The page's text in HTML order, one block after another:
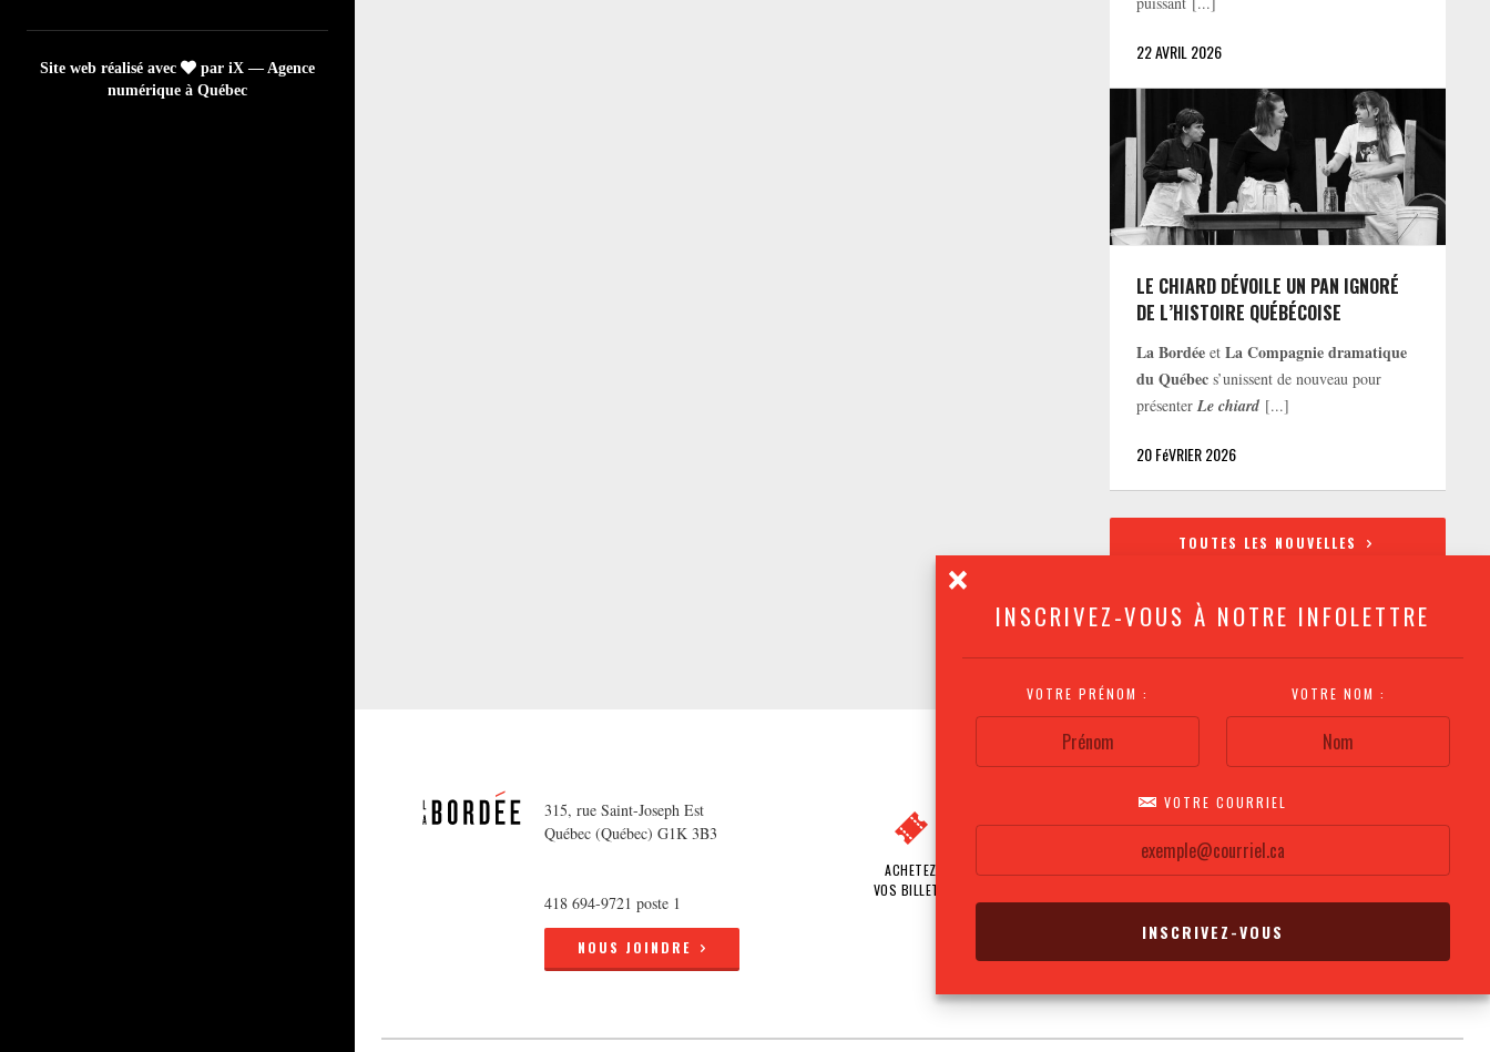
INSCRIVEZ-VOUS À NOTRE INFOLETTRE
VOTRE PRÉNOM : VOTRE NOM :
VOTRE COURRIEL
Site web réalisé avec
par iX — Agence
numérique à Québec
22 AVRIL 2026
LE CHIARD DÉVOILE UN PAN IGNORÉ
DE L’HISTOIRE QUÉBÉCOISE
La Bordée etLa Compagnie dramatique
du Québec s’unissent de nouveau pour
présenterLe chiard [...]
20 FéVRIER 2026
TOUTES LES NOUVELLES
315, rue Saint-Joseph Est
Québec (Québec) G1K 3B3
418 694-9721 poste 1
NOUS JOINDRE
ACHETEZ
VOS BILLETS